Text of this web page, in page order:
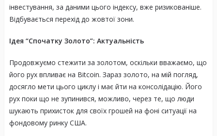
інвестування, за даними цього індексу, вже ризикованіше.
Відбувається перехід до жовтої зони.
Ідея “Спочатку Золото”: Актуальність
Продовжуємо стежити за золотом, оскільки вважаємо, що
його рух впливає на Bitcoin. Зараз золото, на мій погляд,
досягло мети цього циклу і має йти на консолідацію. Його
рух поки що не зупинився, можливо, через те, що люди
шукають прихисток для своїх грошей на фоні ситуації на
фондовому ринку США.